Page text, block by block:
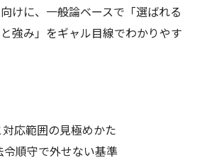
けに、一般論ベースで「選ばれる
強み」をギャル目線でわかりやす
応範囲の見極めかた
順守で外せない基準